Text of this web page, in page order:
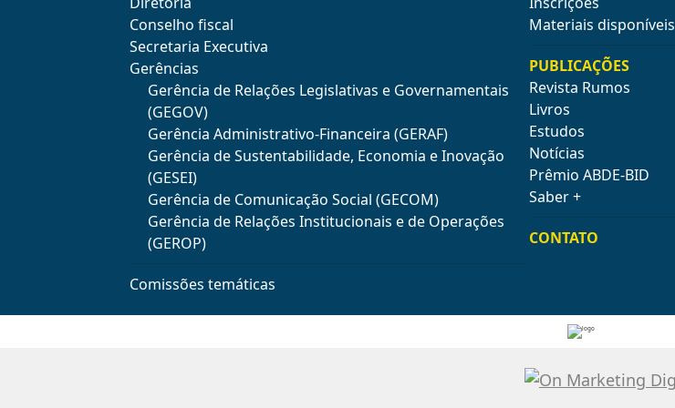
Conselho fiscal
Secretaria Executiva
Gerências
Gerência de Relações Legislativas e Governamentais
(GEGOV)
Gerência Administrativo-Financeira (GERAF)
Gerência de Sustentabilidade, Economia e Inovação
(GESEI)
Gerência de Comunicação Social (GECOM)
Gerência de Relações Institucionais e de Operações
(GEROP)
Comissões temáticas
Materiais disponíveis
PUBLICAÇÕES
Revista Rumos
Livros
Estudos
Notícias
Prêmio ABDE-BID
Saber +
CONTATO